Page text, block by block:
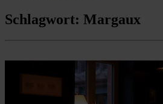
Schlagwort: Margaux